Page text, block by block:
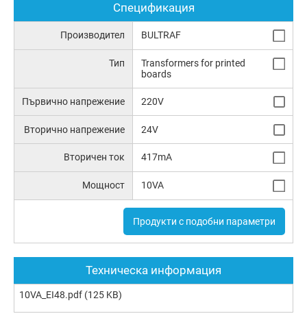
Спецификация
Производител BULTRAF
Тип
Transformers for printed
boards
Първично напрежение 220V
Вторично напрежение 24V
Вторичен ток 417mA
Мощност 10VA
Продукти с подобни параметри
Техническа информация
10VA_EI48.pdf (125 KB)